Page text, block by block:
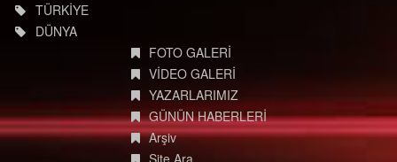
TÜRKİYE
DÜNYA
FOTO GALERİ
VİDEO GALERİ
YAZARLARIMIZ
GÜNÜN HABERLERİ
Arşiv
Site Ara